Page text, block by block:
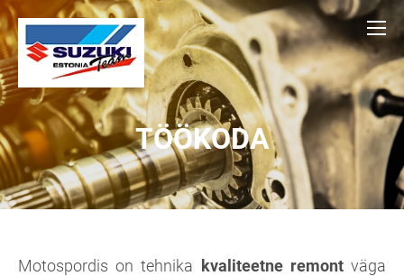
TÖÖKODA
Motospordis on tehnika kvaliteetne remontväga